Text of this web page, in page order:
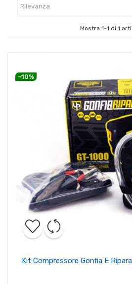
Rilevanza
Mostra 1-1 di 1
-10%
Kit Compressore Gonfia E